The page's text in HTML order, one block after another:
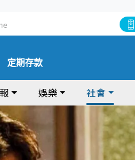
定期存款
娛樂 社會